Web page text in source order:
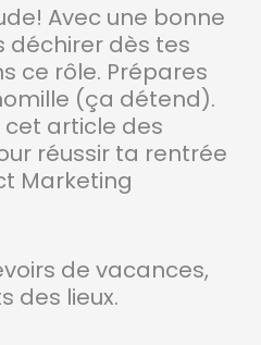
Avec une bonne
déchirer dès tes
ce rôle. Prépares
(ça détend).
cet article des
réussir ta rentrée
Marketing
de vacances,
des lieux.